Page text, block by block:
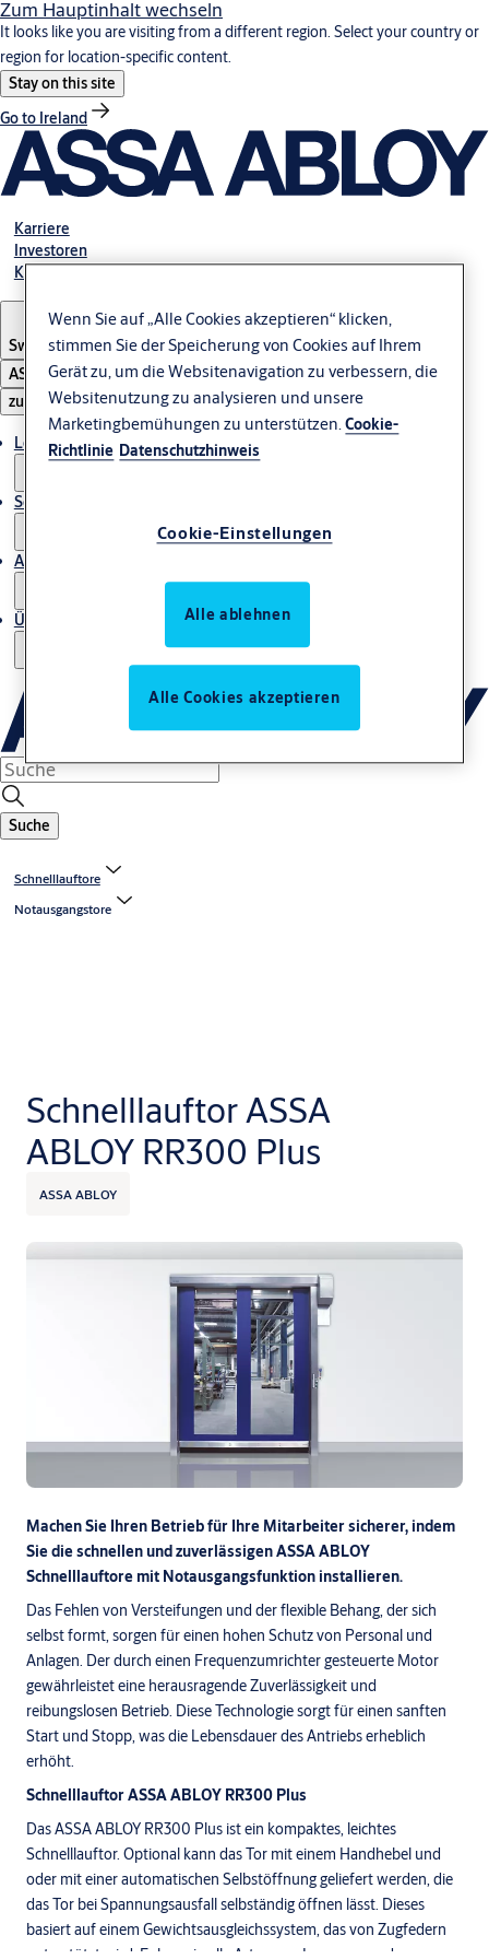
Zum Hauptinhalt wechseln
It looks like you are visiting from a different region. Select your country or
region for location-specific content.
Stay on this site
Go to Ireland
Karriere
Investoren
Kontakt
Switzerland·Deutsch
ASSA ABLOY Group
zu öffnen
Lösungen
Service
Artikel
Über uns
Suche
Schnelllauftore
Notausgangstore
Schnelllauftor ASSA
ABLOY RR300 Plus
ASSA ABLOY
Machen Sie Ihren Betrieb für Ihre Mitarbeiter sicherer, indem
Sie die schnellen und zuverlässigen ASSA ABLOY
Schnelllauftore mit Notausgangsfunktion installieren.
Das Fehlen von Versteifungen und der flexible Behang, der sich
selbst formt, sorgen für einen hohen Schutz von Personal und
Anlagen. Der durch einen Frequenzumrichter gesteuerte Motor
gewährleistet eine herausragende Zuverlässigkeit und
reibungslosen Betrieb. Diese Technologie sorgt für einen sanften
Start und Stopp, was die Lebensdauer des Antriebs erheblich
erhöht.
Schnelllauftor ASSA ABLOY RR300 Plus
Das ASSA ABLOY RR300 Plus ist ein kompaktes, leichtes
Schnelllauftor. Optional kann das Tor mit einem Handhebel und
oder mit einer automatischen Selbstöffnung geliefert werden, die
das Tor bei Spannungsausfall selbständig öffnen lässt. Dieses
basiert auf einem Gewichtsausgleichssystem, das von Zugfedern
unterstützt wird. Er kann in alle Arten von Innenanwendungen
Wenn Sie auf „Alle Cookies akzeptieren“ klicken,
stimmen Sie der Speicherung von Cookies auf Ihrem
Gerät zu, um die Websitenavigation zu verbessern, die
Websitenutzung zu analysieren und unsere
Marketingbemühungen zu unterstützen.Cookie-
Richtlinie Datenschutzhinweis
Cookie-Einstellungen
Alle ablehnen
Alle Cookies akzeptieren